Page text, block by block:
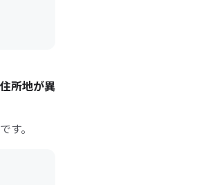
所地が異
す。